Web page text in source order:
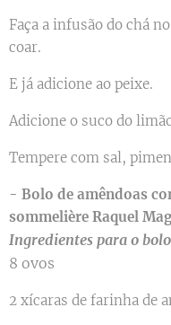
Faça a infusão do chá
coar.
E já adicione ao peixe.
Adicione o suco do
Tempere com sal,
- Bolo de amêndoas
sommelière Raquel
Ingredientes para o
8 ovos
2 xícaras de farinha de